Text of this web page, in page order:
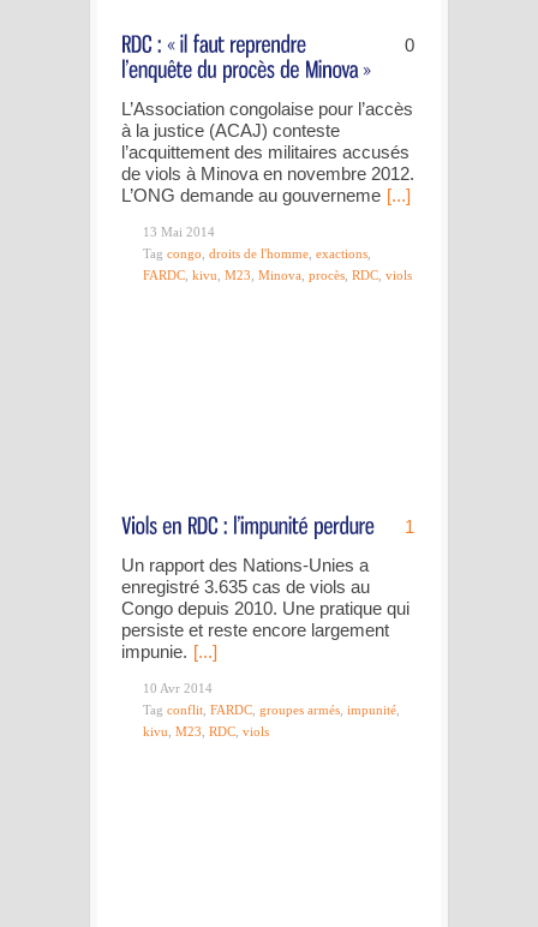
0
L’Association congolaise pour l’accès
à la justice (ACAJ) conteste
l’acquittement des militaires accusés
de viols à Minova en novembre 2012.
L’ONG demande au gouverneme [...]
13 Mai 2014
Tag congo droits de l'homme exactions
FARDC kivu M23 Minova procès RDC viols
1
Un rapport des Nations-Unies a
enregistré 3.635 cas de viols au
Congo depuis 2010. Une pratique qui
persiste et reste encore largement
impunie. [...]
10 Avr 2014
Tag conflit FARDC groupes armés impunité
kivu M23 RDC viols